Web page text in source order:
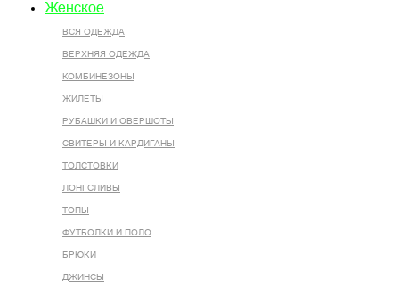
Женское
ВСЯ ОДЕЖДА
ВЕРХНЯЯ ОДЕЖДА
КОМБИНЕЗОНЫ
ЖИЛЕТЫ
РУБАШКИ И ОВЕРШОТЫ
СВИТЕРЫ И КАРДИГАНЫ
ТОЛСТОВКИ
ЛОНГСЛИВЫ
ТОПЫ
ФУТБОЛКИ И ПОЛО
БРЮКИ
ДЖИНСЫ